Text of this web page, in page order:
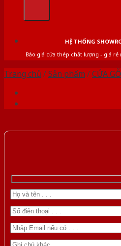
HỆ THỐNG
Báo giá cửa thép chất lượng - giá rẻ
Trang chủ /Sản phẩm /CỬA GỖ